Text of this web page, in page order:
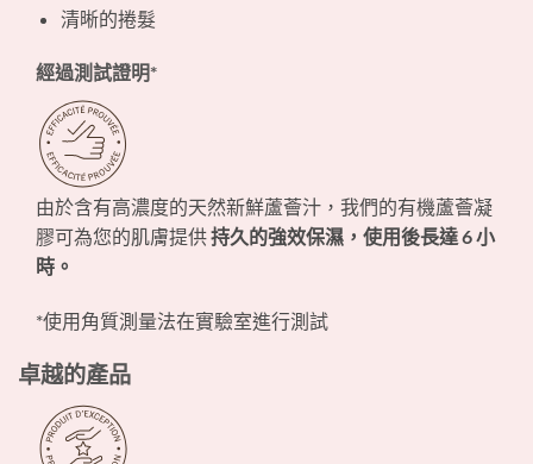
清晰的捲髮
經過測試證明*
由於含有高濃度的天然新鮮蘆薈汁，我們的有機蘆薈凝
膠可為您的肌膚提供持久的強效保濕，使用後長達 6 小
時。
*使用角質測量法在實驗室進行測試
卓越的產品